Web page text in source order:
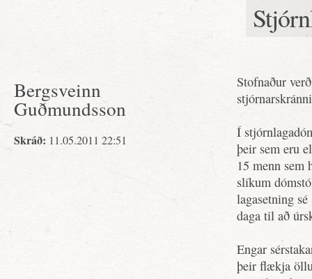
Bergsveinn
Guðmundsson
Skráð: 11.05.2011 22:51
Stofnaður
Í
þeir sem eru
15 menn
slíkum
lagasetning
daga til að
Engar
þeir flækja